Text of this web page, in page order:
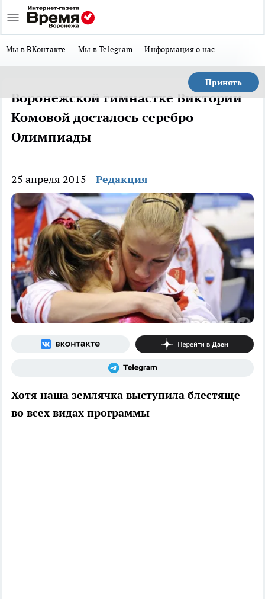
Мы в ВКонтакте Мы в Telegram Информация о нас
Принять
Воронежской гимнастке Виктории
Комовой досталось серебро
Олимпиады
25 апреля 2015 Редакция
Хотя наша землячка выступила блестяще
во всех видах программы